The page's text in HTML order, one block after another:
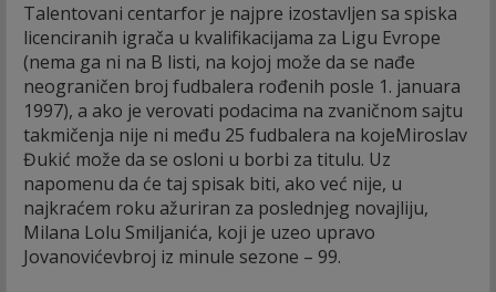
Talentovani centarfor je najpre izostavljen sa spiska
licenciranih igrača u kvalifikacijama za Ligu Evrope
(nema ga ni na B listi, na kojoj može da se nađe
neograničen broj fudbalera rođenih posle 1. januara
1997), a ako je verovati podacima na zvaničnom sajtu
takmičenja nije ni među 25 fudbalera na kojeMiroslav
Đukić može da se osloni u borbi za titulu. Uz
napomenu da će taj spisak biti, ako već nije, u
najkraćem roku ažuriran za poslednjeg novajliju,
Milana Lolu Smiljanića, koji je uzeo upravo
Jovanovićevbroj iz minule sezone – 99.